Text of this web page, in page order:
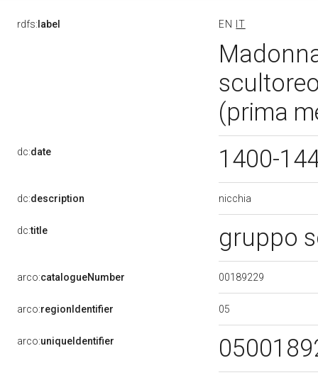
rdfs: label EN IT
(prima
dc:date 1400-
dc:description nicchia
dc:title gruppo
arco:catalogueNumber 00189229
arco:regionIdentifier 05
arco:uniqueIdentifier